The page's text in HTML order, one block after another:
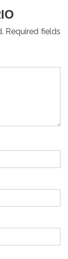
Required fields